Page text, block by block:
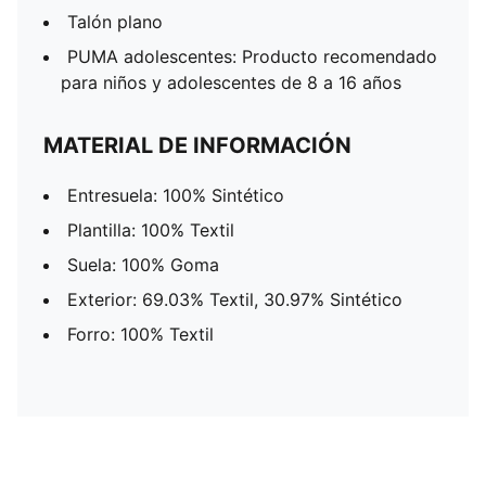
Talón plano
PUMA adolescentes: Producto recomendado
para niños y adolescentes de 8 a 16 años
MATERIAL DE INFORMACIÓN
Entresuela: 100% Sintético
Plantilla: 100% Textil
Suela: 100% Goma
Exterior: 69.03% Textil, 30.97% Sintético
Forro: 100% Textil